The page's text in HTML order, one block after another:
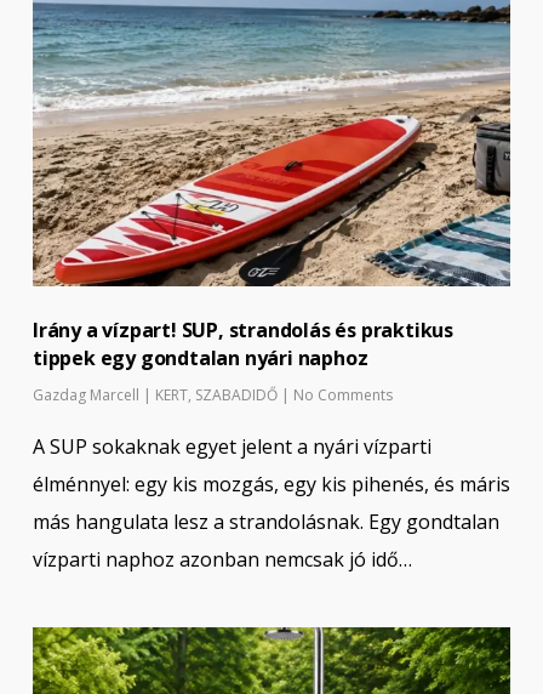
Irány a vízpart! SUP, strandolás és praktikus
tippek egy gondtalan nyári naphoz
Gazdag Marcell | KERT, SZABADIDŐ | No Comments
A SUP sokaknak egyet jelent a nyári vízparti
élménnyel: egy kis mozgás, egy kis pihenés, és máris
más hangulata lesz a strandolásnak. Egy gondtalan
vízparti naphoz azonban nemcsak jó idő…